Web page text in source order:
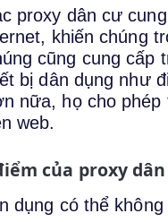
proxy dân cư
khiến chúng
cũng cung cấp
bị dân dụng như
nữa, họ cho
web.
của proxy
dụng có thể